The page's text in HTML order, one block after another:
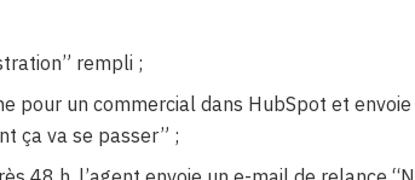
rempli ;
pour un commercial dans HubSpot et
ça va se passer” ;